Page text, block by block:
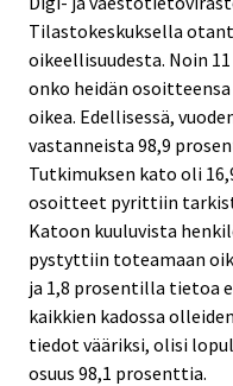
Tilastokeskuksella
oikeellisuudesta. Noin
onko heidän
oikea. Edellisessä,
vastanneista 98,9
Tutkimuksen kato oli
osoitteet pyrittiin
Katoon kuuluvista
pystyttiin toteamaan
ja 1,8 prosentilla tietoa
kaikkien kadossa
tiedot vääriksi, olisi
osuus 98,1 prosenttia.